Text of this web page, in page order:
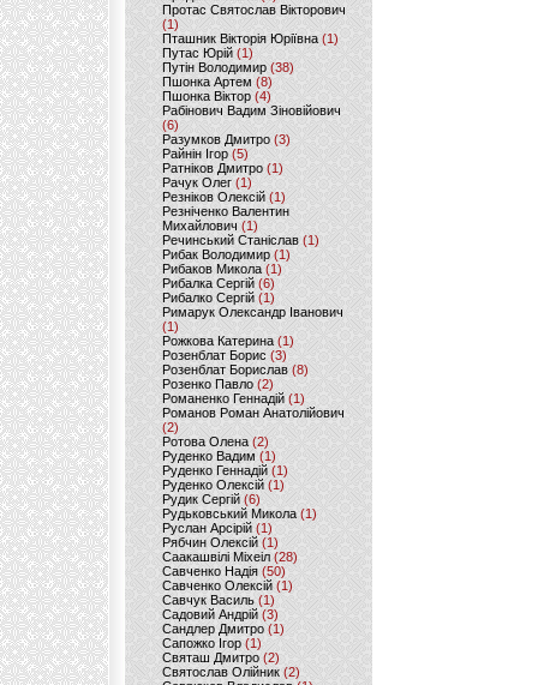
Протас Святослав Вікторович
(1)
Пташник Вікторія Юріївна (1)
Путас Юрій (1)
Путін Володимир(38)
Пшонка Артем (8)
Пшонка Віктор(4)
Рабінович Вадим Зіновійович
(6)
Разумков Дмитро (3)
Райнін Ігор(5)
Ратніков Дмитро (1)
Рачук Олег (1)
Резніков Олексій(1)
Резніченко Валентин
Михайлович (1)
Речинський Станіслав (1)
Рибак Володимир(1)
Рибаков Микола(1)
Рибалка Сергій (6)
Рибалко Сергій (1)
Римарук Олександр Іванович
(1)
Рожкова Катерина(1)
Розенблат Борис (3)
Розенблат Борислав (8)
Розенко Павло (2)
Романенко Геннадій (1)
Романов Роман Анатолійович
(2)
Ротова Олена(2)
Руденко Вадим (1)
Руденко Геннадій (1)
Руденко Олексій(1)
Рудик Сергій(6)
Рудьковський Микола (1)
Руслан Арсірій(1)
Рябчин Олексій (1)
Саакашвілі Міхеіл(28)
Савченко Надія (50)
Савченко Олексій(1)
Савчук Василь (1)
Садовий Андрій (3)
Сандлер Дмитро(1)
Сапожко Ігор(1)
Святаш Дмитро (2)
Святослав Олійник (2)